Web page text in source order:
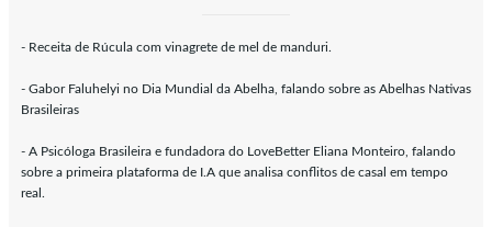
- Receita de Rúcula com vinagrete de mel de manduri.
- Gabor Faluhelyi no Dia Mundial da Abelha, falando sobre as Abelhas Nativas
Brasileiras
- A Psicóloga Brasileira e fundadora do LoveBetter Eliana Monteiro, falando
sobre a primeira plataforma de I.A que analisa conflitos de casal em tempo
real.